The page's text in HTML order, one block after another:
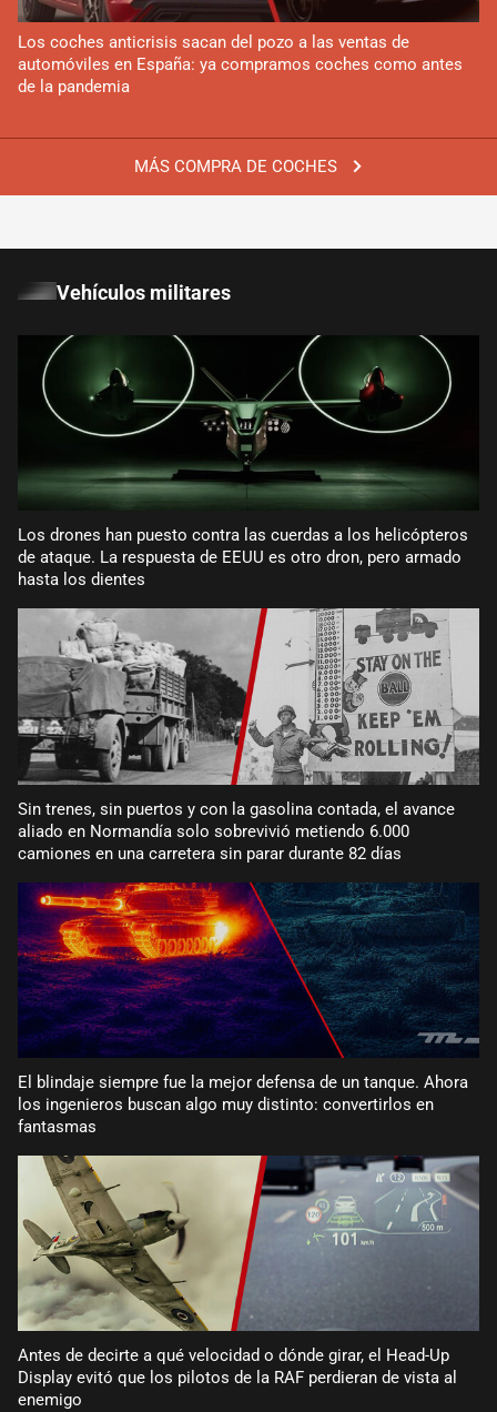
MÁS COMPRA DE COCHES
Los coches anticrisis sacan del pozo a las ventas de
automóviles en España: ya compramos coches como antes
de la pandemia
Vehículos militares
Los drones han puesto contra las cuerdas a los helicópteros
de ataque. La respuesta de EEUU es otro dron, pero armado
hasta los dientes
Sin trenes, sin puertos y con la gasolina contada, el avance
aliado en Normandía solo sobrevivió metiendo 6.000
camiones en una carretera sin parar durante 82 días
El blindaje siempre fue la mejor defensa de un tanque. Ahora
los ingenieros buscan algo muy distinto: convertirlos en
fantasmas
Antes de decirte a qué velocidad o dónde girar, el Head-Up
Display evitó que los pilotos de la RAF perdieran de vista al
enemigo